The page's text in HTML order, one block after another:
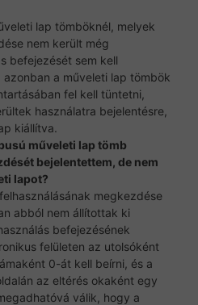
lap tömböknél, melyek
nem került még
befejezését sem kell
a műveleti lap tömbök
fel kell tüntetni,
használatra bejelentésre,
kiállítva.
műveleti lap tömb
bejelentettem, de nem
lapot?
megkezdése
abból nem állítottak ki
befejezésének
felületen az utolsóként
0-át kell beírni, és a
az eltérés okaként egy
válik, hogy a